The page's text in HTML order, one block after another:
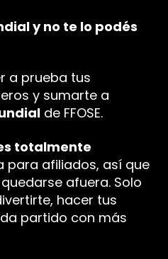
y no te lo podés
a prueba tus
y sumarte a
de FFOSE.
totalmente
para afiliados, así que
afuera. Solo
hacer tus
partido con más